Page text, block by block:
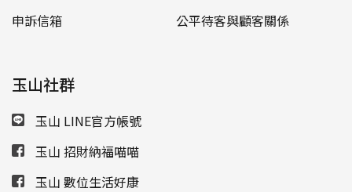
申訴信箱
公平待客與顧客關係
玉山社群
玉山 LINE官方帳號
玉山 招財納福喵喵
玉山 數位生活好康